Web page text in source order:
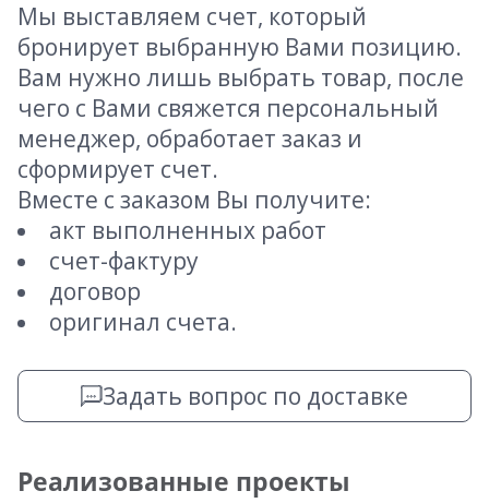
Мы выставляем счет, который
бронирует выбранную Вами позицию.
Вам нужно лишь выбрать товар, после
чего с Вами свяжется персональный
менеджер, обработает заказ и
сформирует счет.
Вместе с заказом Вы получите:
акт выполненных работ
счет-фактуру
договор
оригинал счета.
Задать вопрос по доставке
Реализованные проекты